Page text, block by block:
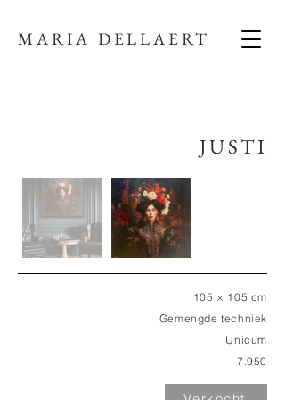
MARIA DELLAERT
JUSTI
105 × 105 cm
Gemengde techniek
Unicum
7.950